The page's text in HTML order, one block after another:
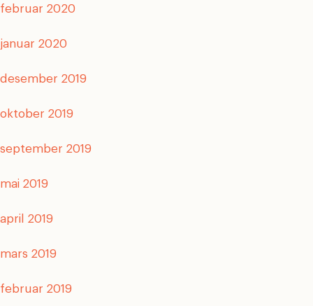
februar 2020
januar 2020
desember 2019
oktober 2019
september 2019
mai 2019
april 2019
mars 2019
februar 2019